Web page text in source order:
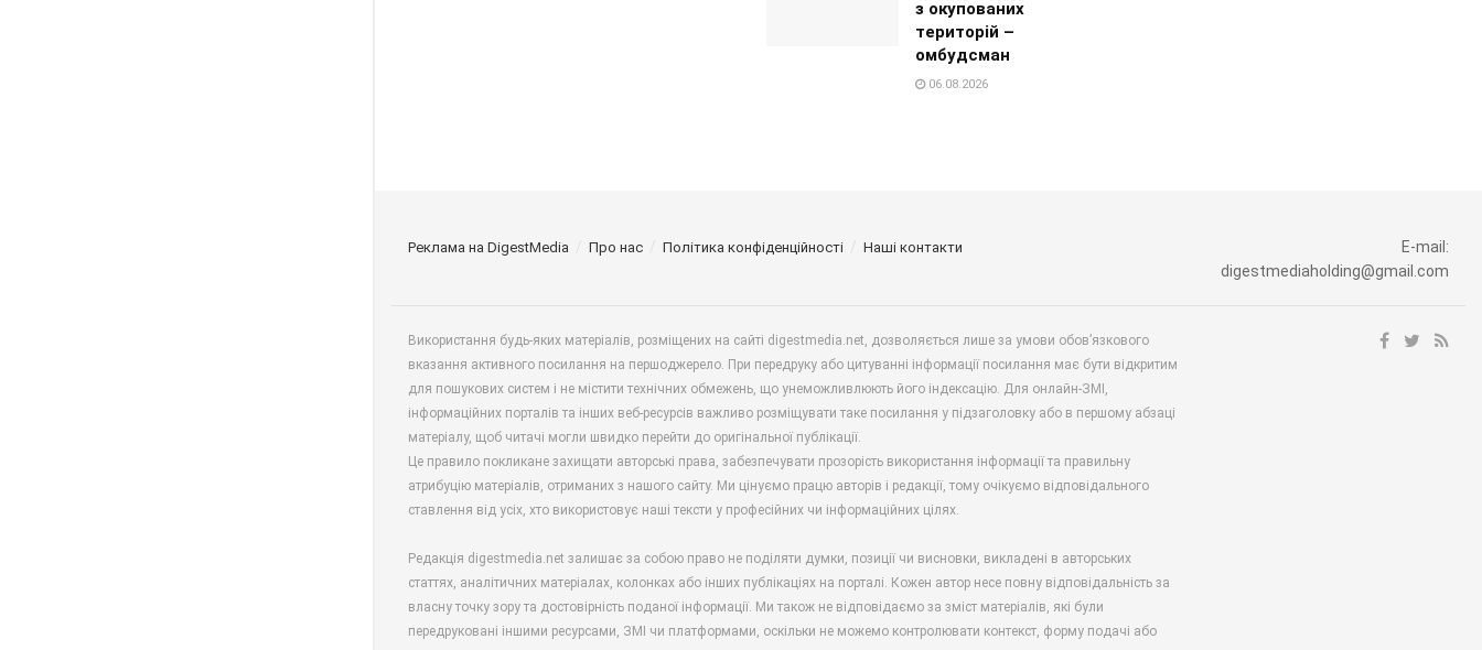
з окупованих
територій –
омбудсман
06.08.2026
Реклама на DigestMedia Про нас Політика конфіденційності Наші контакти
E-mail:
digestmediaholding@gmail.com
Використання будь-яких матеріалів, розміщених на сайті digestmedia.net, дозволяється лише за умови обов’язкового
вказання активного посилання на першоджерело. При передруку або цитуванні інформації посилання має бути відкритим
для пошукових систем і не містити технічних обмежень, що унеможливлюють його індексацію. Для онлайн-ЗМІ,
інформаційних порталів та інших веб-ресурсів важливо розміщувати таке посилання у підзаголовку або в першому абзаці
матеріалу, щоб читачі могли швидко перейти до оригінальної публікації.
Це правило покликане захищати авторські права, забезпечувати прозорість використання інформації та правильну
атрибуцію матеріалів, отриманих з нашого сайту. Ми цінуємо працю авторів і редакції, тому очікуємо відповідального
ставлення від усіх, хто використовує наші тексти у професійних чи інформаційних цілях.
Редакція digestmedia.net залишає за собою право не поділяти думки, позиції чи висновки, викладені в авторських
статтях, аналітичних матеріалах, колонках або інших публікаціях на порталі. Кожен автор несе повну відповідальність за
власну точку зору та достовірність поданої інформації. Ми також не відповідаємо за зміст матеріалів, які були
передруковані іншими ресурсами, ЗМІ чи платформами, оскільки не можемо контролювати контекст, форму подачі або